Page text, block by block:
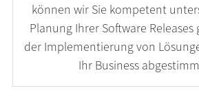
können wir Sie kompetent
Planung Ihrer Software Releases
der Implementierung von
Ihr Business